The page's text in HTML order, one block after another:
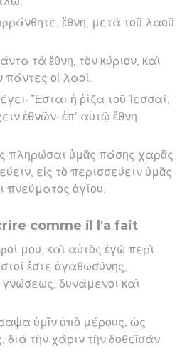
ἔθνη, μετὰ τοῦ λαοῦ
τὰ ἔθνη, τὸν κύριον, καὶ
οἱ λαοί.
Ἔσται ἡ ῥίζα τοῦ Ἰεσσαί,
ἐθνῶν· ἐπ’ αὐτῷ ἔθνη
πληρώσαι ὑμᾶς πάσης χαρᾶς
εἰς τὸ περισσεύειν ὑμᾶς
πνεύματος ἁγίου.
comme il l'a fait
μου, καὶ αὐτὸς ἐγὼ περὶ
ἐστε ἀγαθωσύνης,
δυνάμενοι καὶ
ὑμῖν ἀπὸ μέρους, ὡς
τὴν χάριν τὴν δοθεῖσάν